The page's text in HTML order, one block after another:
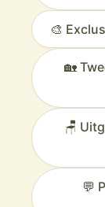
Te
De Emu
tussen
🎨
🏡
🪑
💬